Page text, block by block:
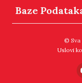
Baze
© Sva
Uslovi